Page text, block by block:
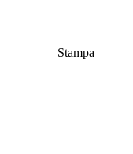
Stampa